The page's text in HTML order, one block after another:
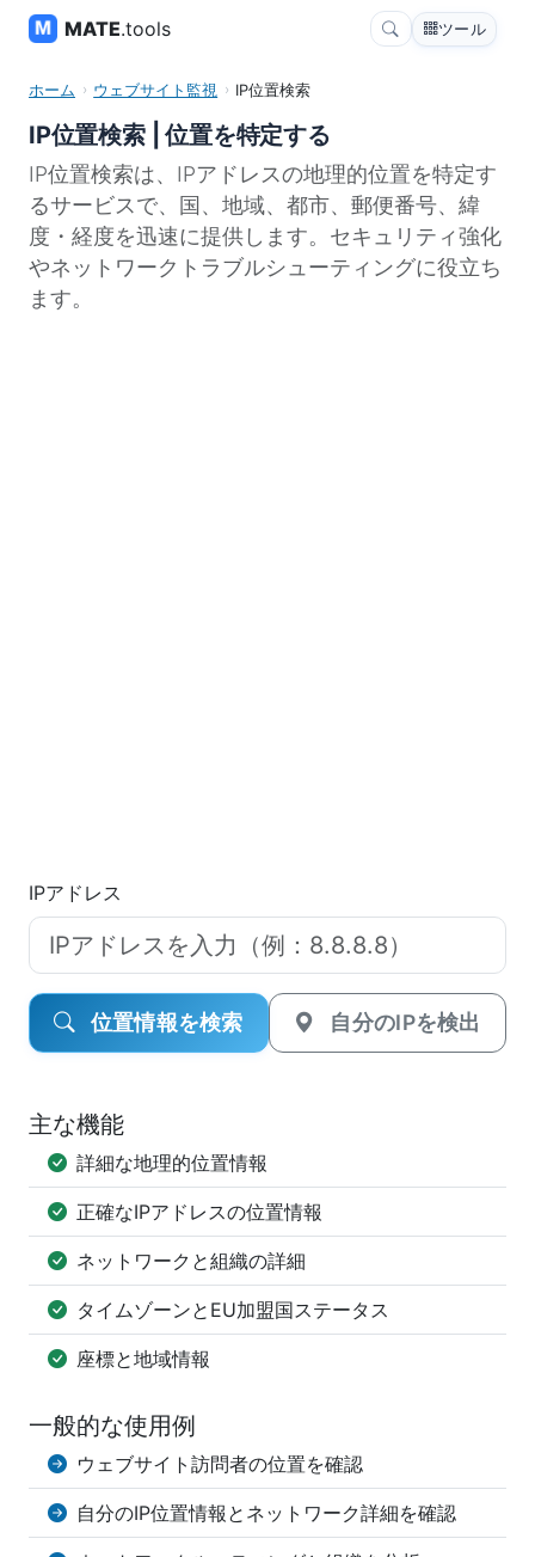
MATE.tools ツール
ホーム ウェブサイト監視 IP位置検索
IP位置検索 | 位置を特定する
IP位置検索は、IPアドレスの地理的位置を特定す
るサービスで、国、地域、都市、郵便番号、緯
度・経度を迅速に提供します。セキュリティ強化
やネットワークトラブルシューティングに役立ち
ます。
IPアドレス
位置情報を検索 自分のIPを検出
主な機能
詳細な地理的位置情報
正確なIPアドレスの位置情報
ネットワークと組織の詳細
タイムゾーンとEU加盟国ステータス
座標と地域情報
一般的な使用例
ウェブサイト訪問者の位置を確認
自分のIP位置情報とネットワーク詳細を確認